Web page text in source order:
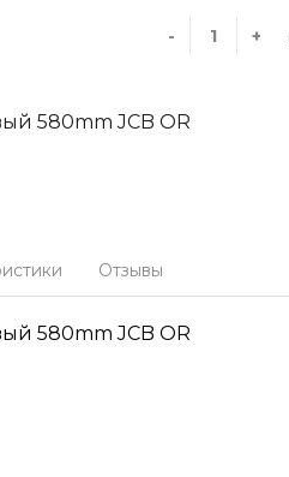
- +
580mm JCB OR
Отзывы
580mm JCB OR